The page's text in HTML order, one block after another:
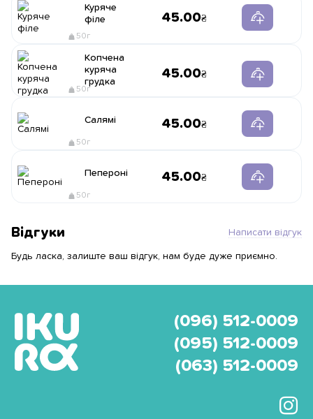
Куряче
філе
50г
45.00
Копчена
куряча
грудка
50г
45.00
Салямі
50г
45.00
Пепероні
50г
45.00
Відгуки Написати відгук
Будь ласка, залиште ваш відгук, нам буде дуже приємно.
(096) 512-0009
(095) 512-0009
(063) 512-0009